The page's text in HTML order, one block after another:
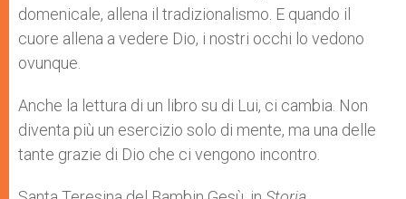
domenicale, allena il tradizionalismo. E quando il
cuore allena a vedere Dio, i nostri occhi lo vedono
ovunque.
Anche la lettura di un libro su di Lui, ci cambia. Non
diventa più un esercizio solo di mente, ma una delle
tante grazie di Dio che ci vengono incontro.